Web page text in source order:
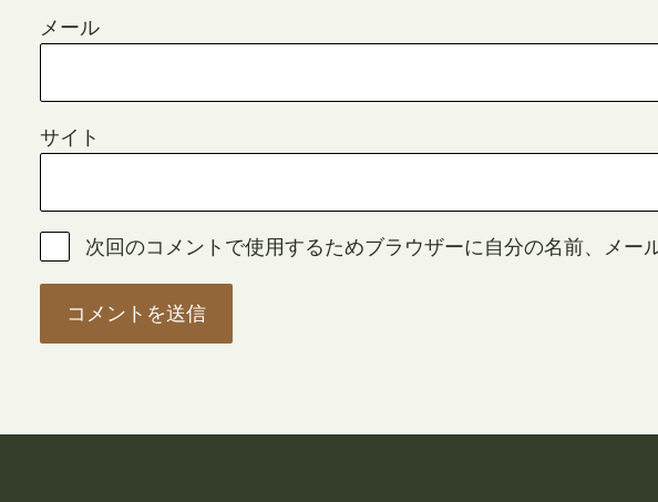
メール
サイト
次回のコメントで使用するためブラウザーに自分の名前、メー